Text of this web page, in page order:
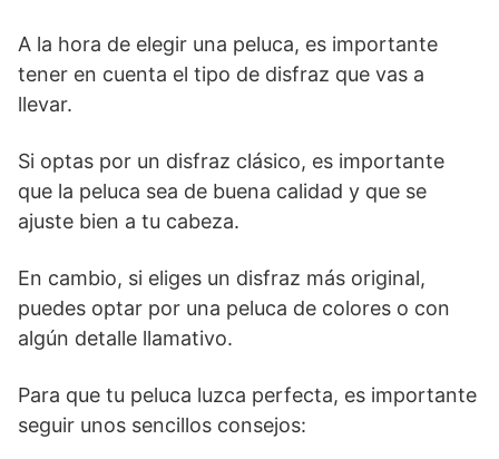
A la hora de elegir una peluca, es importante
tener en cuenta el tipo de disfraz que vas a
llevar.
Si optas por un disfraz clásico, es importante
que la peluca sea de buena calidad y que se
ajuste bien a tu cabeza.
En cambio, si eliges un disfraz más original,
puedes optar por una peluca de colores o con
algún detalle llamativo.
Para que tu peluca luzca perfecta, es importante
seguir unos sencillos consejos: